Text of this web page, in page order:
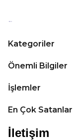
Kategoriler
Önemli Bilgiler
İşlemler
En Çok Satanlar
İletişim